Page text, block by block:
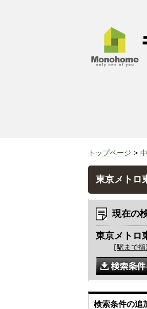
トップページ
東京メトロ
現在の
東京メトロ
［駅まで指
検索条件の追